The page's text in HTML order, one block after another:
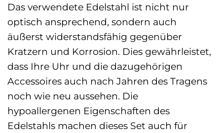
Das verwendete Edelstahl ist nicht nur
optisch ansprechend, sondern auch
äußerst widerstandsfähig gegenüber
Kratzern und Korrosion. Dies gewährleistet,
dass Ihre Uhr und die dazugehörigen
Accessoires auch nach Jahren des Tragens
noch wie neu aussehen. Die
hypoallergenen Eigenschaften des
Edelstahls machen dieses Set auch für